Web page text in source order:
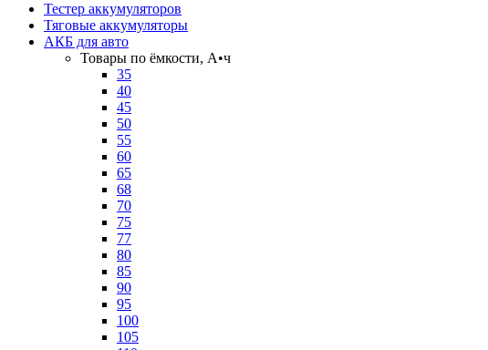
Тестер аккумуляторов
Тяговые аккумуляторы
АКБ для авто
Товары по ёмкости, А•ч
35
40
45
50
55
60
65
68
70
75
77
80
85
90
95
100
105